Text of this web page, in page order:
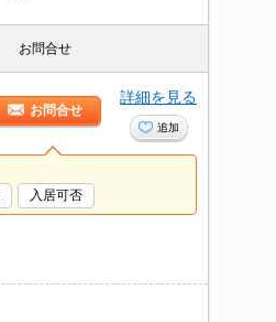
お問合せ
お問合せ
詳細を見る
追加
入居可否